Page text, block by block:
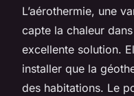
L’aérothermie, une
capte la chaleur
excellente solution.
installer que la
des habitations. Le